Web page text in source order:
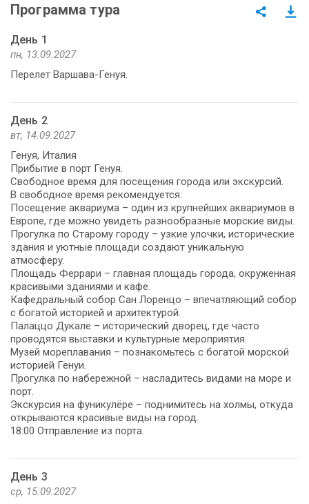
Программа тура
День 1
пн, 13.09.2027
Перелет Варшава-Генуя.
День 2
вт, 14.09.2027
Генуя, Италия
Прибытие в порт Генуя.
Свободное время для посещения города или экскурсий.
В свободное время рекомендуется:
Посещение аквариума – один из крупнейших аквариумов в
Европе, где можно увидеть разнообразные морские виды.
Прогулка по Старому городу – узкие улочки, исторические
здания и уютные площади создают уникальную
атмосферу.
Площадь Феррари – главная площадь города, окруженная
красивыми зданиями и кафе.
Кафедральный собор Сан Лоренцо – впечатляющий собор
с богатой историей и архитектурой.
Палаццо Дукале – исторический дворец, где часто
проводятся выставки и культурные мероприятия.
Музей мореплавания – познакомьтесь с богатой морской
историей Генуи.
Прогулка по набережной – насладитесь видами на море и
порт.
Экскурсия на фуникулёре – поднимитесь на холмы, откуда
открываются красивые виды на город.
18:00 Отправление из порта.
День 3
ср, 15.09.2027